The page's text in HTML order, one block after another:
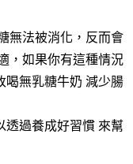
無法被消化，反而會
，如果你有這種情況
喝無乳糖牛奶 減少腸
透過養成好習慣 來幫